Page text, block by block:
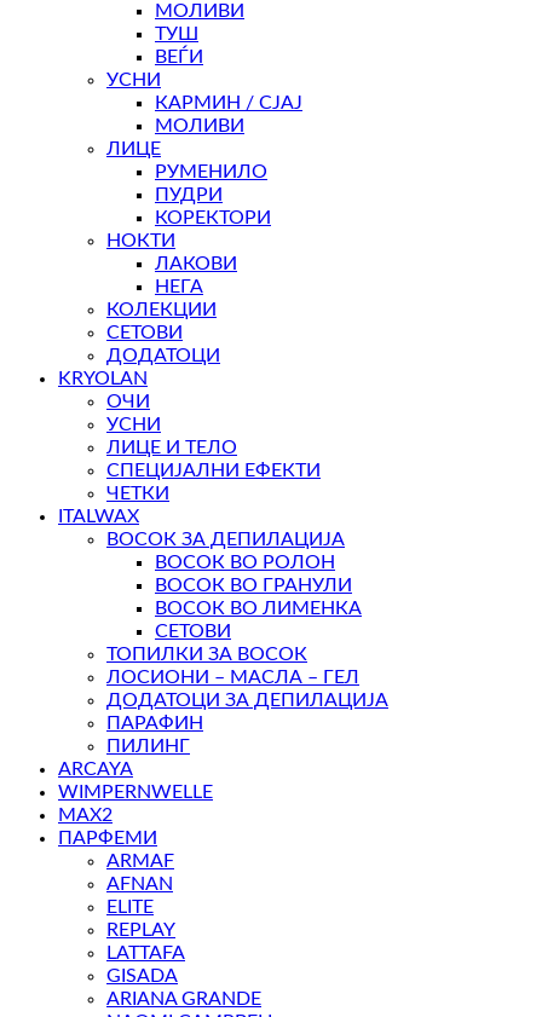
МОЛИВИ
ТУШ
ВЕЃИ
УСНИ
КАРМИН / СЈАЈ
МОЛИВИ
ЛИЦЕ
РУМЕНИЛО
ПУДРИ
КОРЕКТОРИ
НОКТИ
ЛАКОВИ
НЕГА
КОЛЕКЦИИ
СЕТОВИ
ДОДАТОЦИ
KRYOLAN
ОЧИ
УСНИ
ЛИЦЕ И ТЕЛО
СПЕЦИЈАЛНИ ЕФЕКТИ
ЧЕТКИ
ITALWAX
ВОСОК ЗА ДЕПИЛАЦИЈА
ВОСОК ВО РОЛОН
ВОСОК ВО ГРАНУЛИ
ВОСОК ВО ЛИМЕНКА
СЕТОВИ
ТОПИЛКИ ЗА ВОСОК
ЛОСИОНИ – МАСЛА – ГЕЛ
ДОДАТОЦИ ЗА ДЕПИЛАЦИЈА
ПАРАФИН
ПИЛИНГ
ARCAYA
WIMPERNWELLE
MAX2
ПАРФЕМИ
ARMAF
AFNAN
ELITE
REPLAY
LATTAFA
GISADA
ARIANA GRANDE